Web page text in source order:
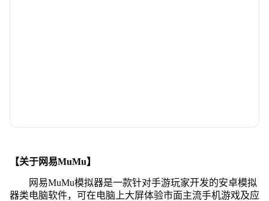
【关于网易MuMu】
网易MuMu模拟器是一款针对手游玩家开发的安卓模拟
器类电脑软件，可在电脑上大屏体验市面主流手机游戏及应